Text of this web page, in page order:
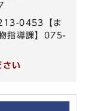
0453【ま
指導課】075-
い